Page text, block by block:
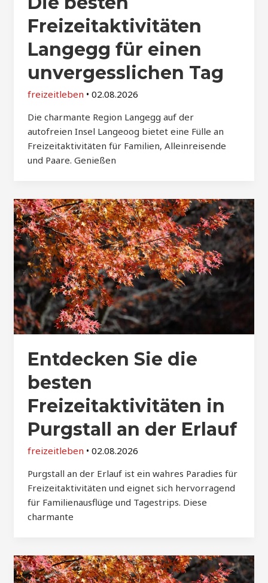
Freizeitaktivitäten
Langegg für einen
unvergesslichen Tag
freizeitleben • 02.08.2026
Die charmante Region Langegg auf der
autofreien Insel Langeoog bietet eine Fülle an
Freizeitaktivitäten für Familien, Alleinreisende
und Paare. Genießen
Entdecken Sie die
besten
Freizeitaktivitäten in
Purgstall an der Erlauf
freizeitleben • 02.08.2026
Purgstall an der Erlauf ist ein wahres Paradies für
Freizeitaktivitäten und eignet sich hervorragend
für Familienausflüge und Tagestrips. Diese
charmante